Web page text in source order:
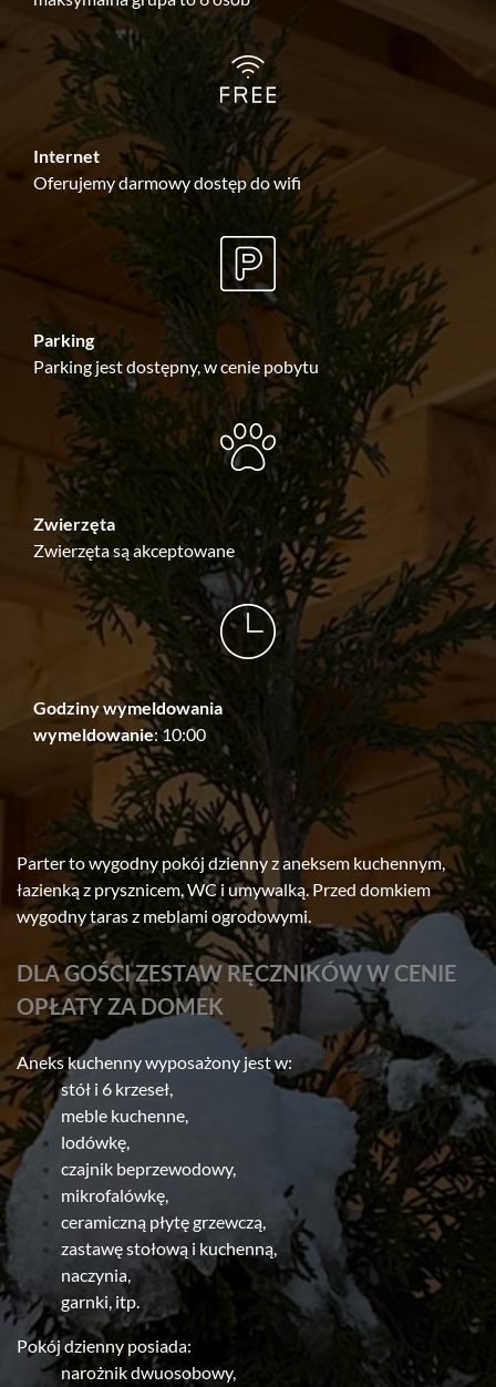
Internet
Oferujemy darmowy dostęp do wifi
Parking
Parking jest dostępny, w cenie pobytu
Zwierzęta
Zwierzęta są akceptowane
Godziny wymeldowania
wymeldowanie: 10:00
Parter to wygodny pokój dzienny z aneksem kuchennym,
łazienką z prysznicem, WC i umywalką. Przed domkiem
wygodny taras z meblami ogrodowymi.
DLA GOŚCI ZESTAW RĘCZNIKÓW W CENIE
OPŁATY ZA DOMEK
Aneks kuchenny wyposażony jest w:
stół i 6 krzeseł,
meble kuchenne,
lodówkę,
czajnik beprzewodowy,
mikrofalówkę,
ceramiczną płytę grzewczą,
zastawę stołową i kuchenną,
naczynia,
garnki, itp.
Pokój dzienny posiada:
narożnik dwuosobowy,